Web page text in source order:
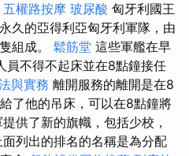
五權路按摩 玻尿酸 匈牙利國王
久的亞得利亞匈牙利軍隊，由
組成。 鬆筋堂 這些軍艦在早
員不得不起床並在8點鐘接任
與實務 離開服務的離開是在8
了他的吊床，可以在8點鐘將
供了新的旗幟，包括少校，
列出的排名的名稱是為分配